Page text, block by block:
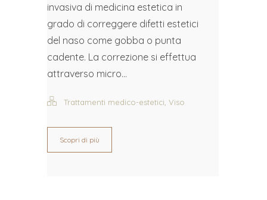
invasiva di medicina estetica in
grado di correggere difetti estetici
del naso come gobba o punta
cadente. La correzione si effettua
attraverso micro...
Trattamenti medico-estetici Viso
Scopri di più